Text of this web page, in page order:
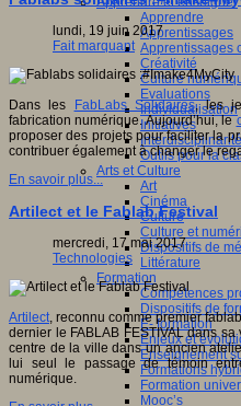
Apprendre
Apprentissages
Apprentissages
Créativité
Culture
Evaluations
Individualisation
Initiatives
Interdisciplinarité
Outils pour la
Arts et Culture
Art
Cinéma
Culture
Culture et
Dispositifs de
Littérature
Formation
Compétences
Dispositifs de
E- formation
Enjeux et
Enseignement
Formations
Formation
Mooc’s
lundi, 19 juin 2017
Fait marquant
Dans les FabLabs Solidaires, les
fabrication numérique. Aujourd’hui, le
proposer des projets pour faciliter la
contribuer également à changer le
En savoir plus...
Artilect et le Fablab Festival
mercredi, 17 mai 2017
Technologies
Artilect, reconnu comme premier
dernier le FABLAB FESTIVAL dans
centre de la ville dans un ancien
lui seul le passage de témoin
numérique.